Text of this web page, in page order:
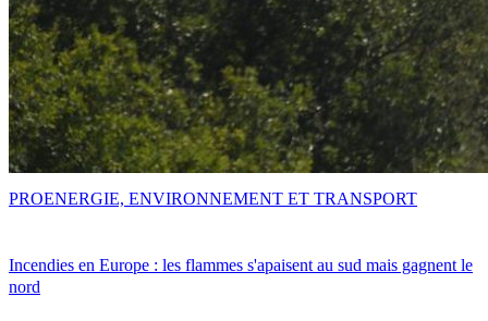
Incendies en Europe : les flammes s'apaisent au sud mais gagnent le
nord
PROENERGIE, ENVIRONNEMENT ET TRANSPORT